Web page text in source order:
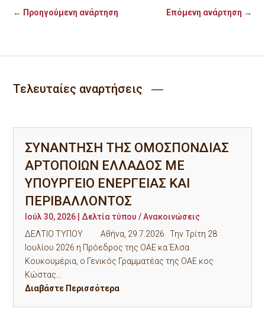
← Προηγούμενη ανάρτηση Επόμενη ανάρτηση →
Τελευταίες αναρτήσεις ―
ΣΥΝΑΝΤΗΣΗ ΤΗΣ ΟΜΟΣΠΟΝΔΙΑΣ
ΑΡΤΟΠΟΙΩΝ ΕΛΛΑΔΟΣ ΜΕ
ΥΠΟΥΡΓΕΙΟ ΕΝΕΡΓΕΙΑΣ ΚΑΙ
ΠΕΡΙΒΑΛΛΟΝΤΟΣ
Ιούλ 30, 2026
Δελτία τύπου / Ανακοινώσεις
ΔΕΛΤΙΟ ΤΥΠΟΥ Αθήνα, 29.7.2026 Την Τρίτη 28
Ιουλίου 2026 η Πρόεδρος της ΟΑΕ κα Έλσα
Κουκουμέρια, ο Γενικός Γραμματέας της ΟΑΕ κος
Κώστας...
Διαβάστε Περισσότερα